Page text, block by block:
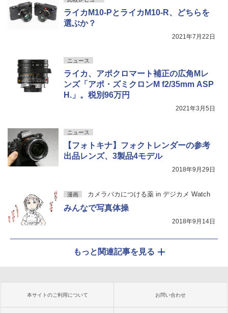
ライカM10-PとライカM10-R、どちらを
選ぶか？
2021年7月22日
ニュース
ライカ、アポクロマート補正の広角Mレ
ンズ「アポ・ズミクロンM f2/35mm ASP
H.」。税別96万円
2021年3月5日
ニュース
【フォトキナ】フォクトレンダーの参考
出品レンズ、3製品4モデル
2018年9月29日
漫画 カメラバカにつける薬 in デジカメ Watch
みんなで写真体操
2018年9月14日
もっと関連記事を見る
本サイトのご利用について お問い合わせ